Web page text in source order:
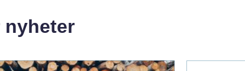
nyheter